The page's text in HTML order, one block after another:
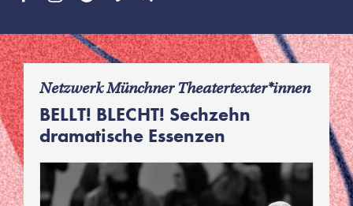
f
Netzwerk Münchner Theatertexter*innen
BELLT! BLECHT! Sechzehn
dramatische Essenzen